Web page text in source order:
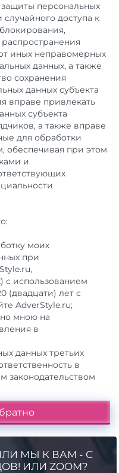
персональных
доступа к
иных неправомерных
данных, а также
сохранения
данных субъекта
вправе привлекать
субъекта
а также вправе
для обработки
при этом
и
моих
при
с использованием
(двадцати) лет с
AdverStyle.ru;
мною на
в
данных третьих
в
законодательством
МЫ К ВАМ - С
ИЛИ ZOOM?